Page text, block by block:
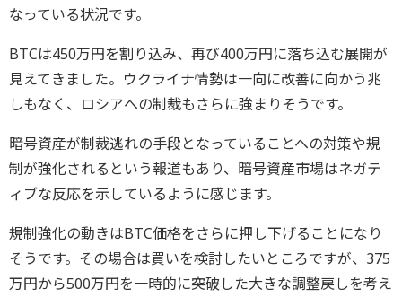
なっている状況です。
BTCは450万円を割り込み、再び400万円に落ち込む展開が
見えてきました。ウクライナ情勢は一向に改善に向かう兆
しもなく、ロシアへの制裁もさらに強まりそうです。
暗号資産が制裁逃れの手段となっていることへの対策や規
制が強化されるという報道もあり、暗号資産市場はネガテ
ィブな反応を示しているように感じます。
規制強化の動きはBTC価格をさらに押し下げることになり
そうです。その場合は買いを検討したいところですが、375
万円から500万円を一時的に突破した大きな調整戻しを考え